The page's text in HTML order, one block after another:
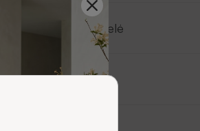
Dydžių lentelė
Aprašymas